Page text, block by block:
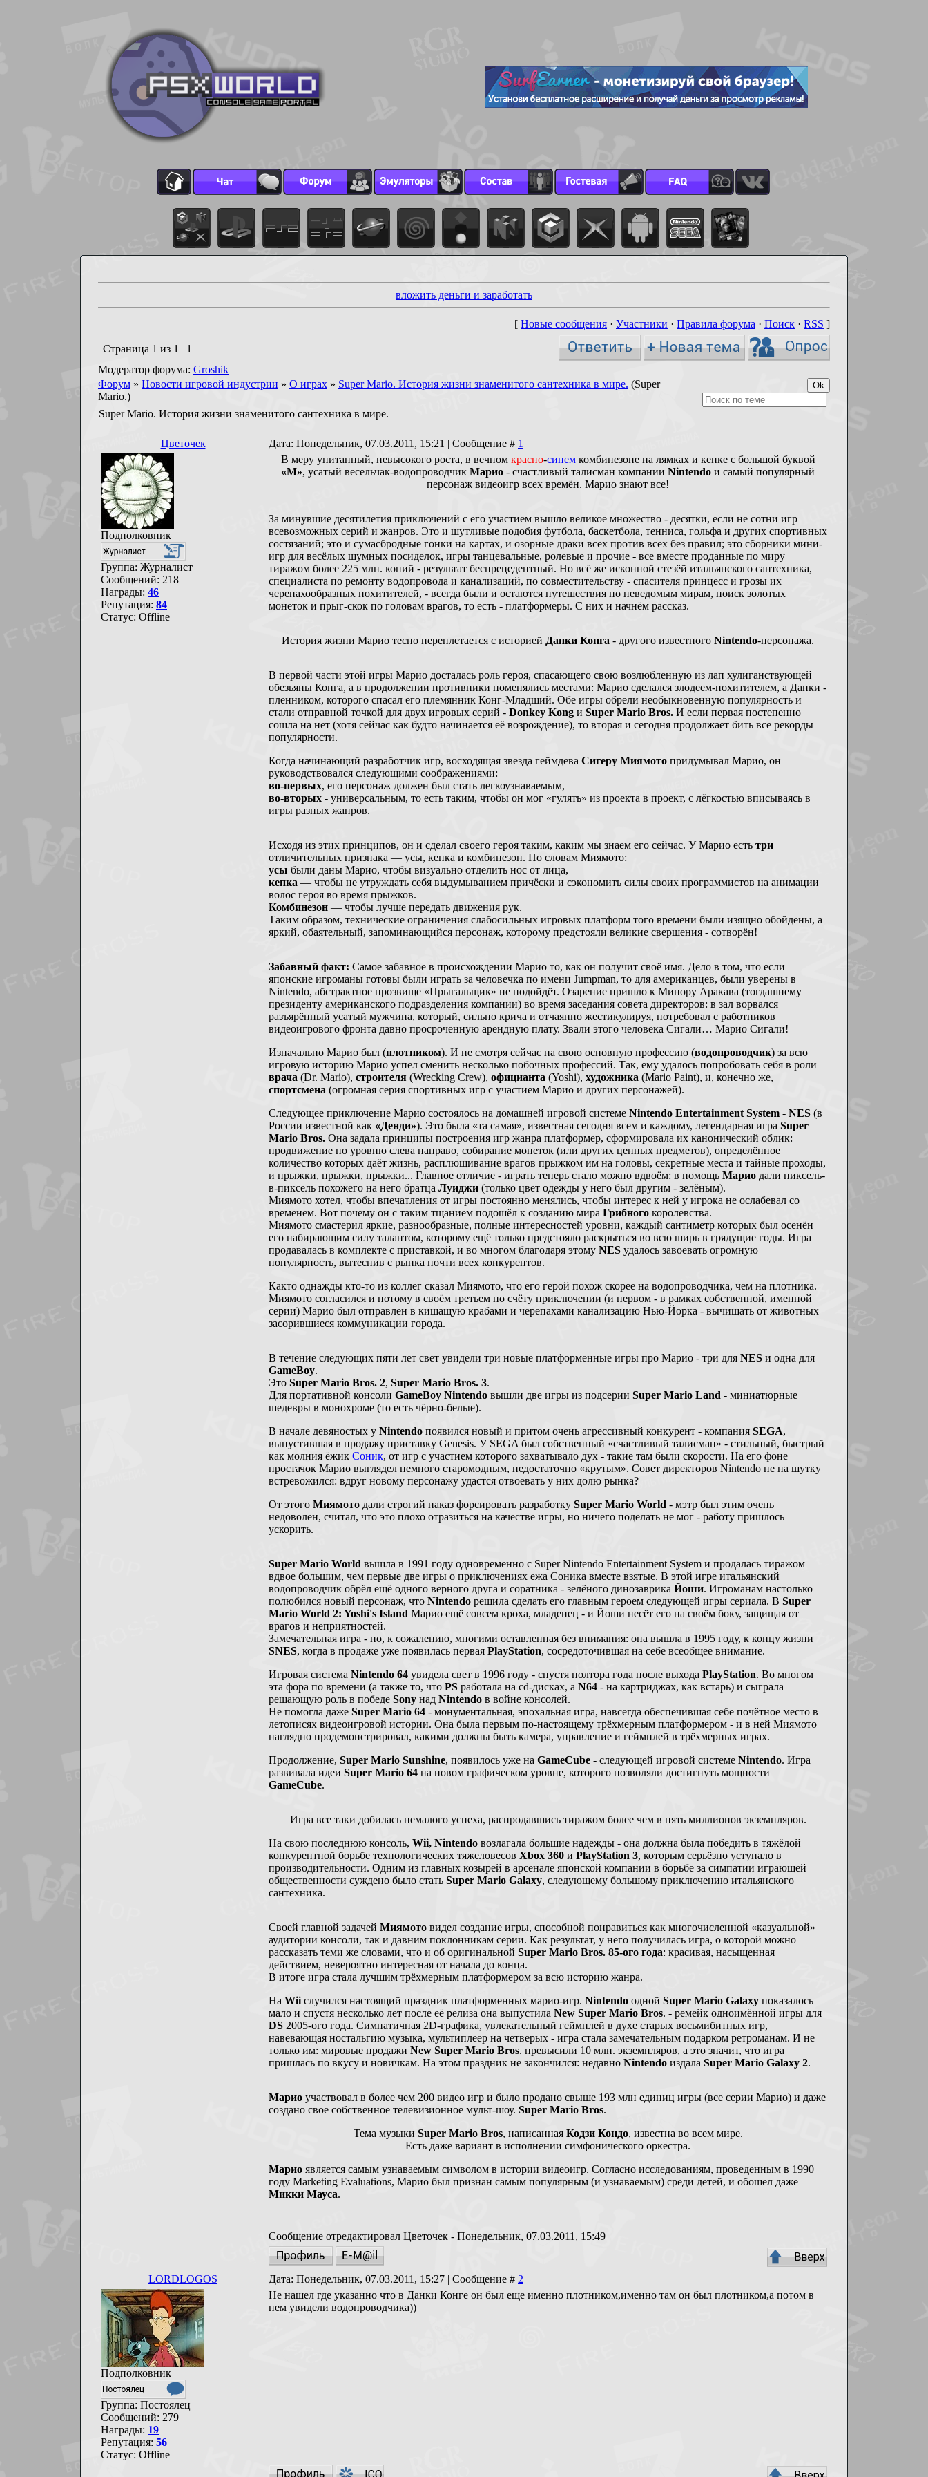
вложить деньги и заработать
[ Новые сообщения · Участники · Правила форума · Поиск · RSS ]
Страница 1 из 1
1
Модератор форума: Groshik
Форум » Новости игровой индустрии » О играх » Super Mario. История жизни знаменитого сантехника в мире. (Super
Mario.)
Super Mario. История жизни знаменитого сантехника в мире.
Цветочек Дата: Понедельник, 07.03.2011, 15:21 | Сообщение # 1
Подполковник
Группа: Журналист
Сообщений: 218
Награды: 46
Репутация: 84
Статус: Offline
В меру упитанный, невысокого роста, в вечном красно-синемкомбинезоне на лямках и кепке с большой буквой
«М», усатый весельчак-водопроводчик Марио - счастливый талисман компании Nintendo и самый популярный
персонаж видеоигр всех времён. Марио знают все!
За минувшие десятилетия приключений с его участием вышло великое множество - десятки, если не сотни игр
всевозможных серий и жанров. Это и шутливые подобия футбола, баскетбола, тенниса, гольфа и других спортивных
состязаний; это и сумасбродные гонки на картах, и озорные драки всех против всех без правил; это сборники мини-
игр для весёлых шумных посиделок, игры танцевальные, ролевые и прочие - все вместе проданные по миру
тиражом более 225 млн. копий - результат беспрецедентный. Но всё же исконной стезёй итальянского сантехника,
специалиста по ремонту водопровода и канализаций, по совместительству - спасителя принцесс и грозы их
черепахообразных похитителей, - всегда были и остаются путешествия по неведомым мирам, поиск золотых
монеток и прыг-скок по головам врагов, то есть - платформеры. С них и начнём рассказ.
История жизни Марио тесно переплетается с историей Данки Конга - другого известного Nintendo-персонажа.
В первой части этой игры Марио досталась роль героя, спасающего свою возлюбленную из лап хулиганствующей
обезьяны Конга, а в продолжении противники поменялись местами: Марио сделался злодеем-похитителем, а Данки -
пленником, которого спасал его племянник Конг-Младший. Обе игры обрели необыкновенную популярность и
стали отправной точкой для двух игровых серий - Donkey Kong и Super Mario Bros. И если первая постепенно
сошла на нет (хотя сейчас как будто начинается её возрождение), то вторая и сегодня продолжает бить все рекорды
популярности.
Когда начинающий разработчик игр, восходящая звезда геймдева Сигеру Миямото придумывал Марио, он
руководствовался следующими соображениями:
во-первых, его персонаж должен был стать легкоузнаваемым,
во-вторых - универсальным, то есть таким, чтобы он мог «гулять» из проекта в проект, с лёгкостью вписываясь в
игры разных жанров.
Исходя из этих принципов, он и сделал своего героя таким, каким мы знаем его сейчас. У Марио есть три
отличительных признака — усы, кепка и комбинезон. По словам Миямото:
усы были даны Марио, чтобы визуально отделить нос от лица,
кепка — чтобы не утруждать себя выдумыванием причёски и сэкономить силы своих программистов на анимации
волос героя во время прыжков.
Комбинезон — чтобы лучше передать движения рук.
Таким образом, технические ограничения слабосильных игровых платформ того времени были изящно обойдены, а
яркий, обаятельный, запоминающийся персонаж, которому предстояли великие свершения - сотворён!
Забавный факт: Самое забавное в происхождении Марио то, как он получит своё имя. Дело в том, что если
японские игроманы готовы были играть за человечка по имени Jumpman, то для американцев, были уверены в
Nintendo, абстрактное прозвище «Прыгальщик» не подойдёт. Озарение пришло к Минору Аракава (тогдашнему
президенту американского подразделения компании) во время заседания совета директоров: в зал ворвался
разъярённый усатый мужчина, который, сильно крича и отчаянно жестикулируя, потребовал с работников
видеоигрового фронта давно просроченную арендную плату. Звали этого человека Сигали… Марио Сигали!
Изначально Марио был (плотником). И не смотря сейчас на свою основную профессию (водопроводчик) за всю
игровую историю Марио успел сменить несколько побочных профессий. Так, ему удалось попробовать себя в роли
врача (Dr. Mario), строителя (Wrecking Crew), официанта (Yoshi), художника (Mario Paint), и, конечно же,
спортсмена (огромная серия спортивных игр с участием Марио и других персонажей).
Следующее приключение Марио состоялось на домашней игровой системе Nintendo Entertainment System - NES (в
России известной как «Денди»). Это была «та самая», известная сегодня всем и каждому, легендарная игра Super
Mario Bros. Она задала принципы построения игр жанра платформер, сформировала их канонический облик:
продвижение по уровню слева направо, собирание монеток (или других ценных предметов), определённое
количество которых даёт жизнь, расплющивание врагов прыжком им на головы, секретные места и тайные проходы,
и прыжки, прыжки, прыжки... Главное отличие - играть теперь стало можно вдвоём: в помощь Марио дали пиксель-
в-пиксель похожего на него братца Луиджи (только цвет одежды у него был другим - зелёным).
Миямото хотел, чтобы впечатления от игры постоянно менялись, чтобы интерес к ней у игрока не ослабевал со
временем. Вот почему он с таким тщанием подошёл к созданию мира Грибного королевства.
Миямото смастерил яркие, разнообразные, полные интересностей уровни, каждый сантиметр которых был осенён
его набирающим силу талантом, которому ещё только предстояло раскрыться во всю ширь в грядущие годы. Игра
продавалась в комплекте с приставкой, и во многом благодаря этому NES удалось завоевать огромную
популярность, вытеснив с рынка почти всех конкурентов.
Както однажды кто-то из коллег сказал Миямото, что его герой похож скорее на водопроводчика, чем на плотника.
Миямото согласился и потому в своём третьем по счёту приключении (и первом - в рамках собственной, именной
серии) Марио был отправлен в кишащую крабами и черепахами канализацию Нью-Йорка - вычищать от животных
засорившиеся коммуникации города.
В течение следующих пяти лет свет увидели три новые платформенные игры про Марио - три для NES и одна для
GameBoy.
Это Super Mario Bros. 2, Super Mario Bros. 3.
Для портативной консоли GameBoy Nintendo вышли две игры из подсерии Super Mario Land - миниатюрные
шедевры в монохроме (то есть чёрно-белые).
В начале девяностых у Nintendo появился новый и притом очень агрессивный конкурент - компания SEGA,
выпустившая в продажу приставку Genesis. У SEGA был собственный «счастливый талисман» - стильный, быстрый
как молния ёжик Соник, от игр с участием которого захватывало дух - такие там были скорости. На его фоне
простачок Марио выглядел немного старомодным, недостаточно «крутым». Совет директоров Nintendo не на шутку
встревожился: вдруг новому персонажу удастся отвоевать у них долю рынка?
От этого Миямото дали строгий наказ форсировать разработку Super Mario World - мэтр был этим очень
недоволен, считал, что это плохо отразиться на качестве игры, но ничего поделать не мог - работу пришлось
ускорить.
Super Mario World вышла в 1991 году одновременно с Super Nintendo Entertainment System и продалась тиражом
вдвое большим, чем первые две игры о приключениях ежа Соника вместе взятые. В этой игре итальянский
водопроводчик обрёл ещё одного верного друга и соратника - зелёного динозаврика Йоши. Игроманам настолько
полюбился новый персонаж, что Nintendo решила сделать его главным героем следующей игры сериала. В Super
Mario World 2: Yoshi's Island Марио ещё совсем кроха, младенец - и Йоши несёт его на своём боку, защищая от
врагов и неприятностей.
Замечательная игра - но, к сожалению, многими оставленная без внимания: она вышла в 1995 году, к концу жизни
SNES, когда в продаже уже появилась первая PlayStation, сосредоточившая на себе всеобщее внимание.
Игровая система Nintendo 64 увидела свет в 1996 году - спустя полтора года после выхода PlayStation. Во многом
эта фора по времени (а также то, что PS работала на cd-дисках, а N64 - на картриджах, как встарь) и сыграла
решающую роль в победе Sony над Nintendo в войне консолей.
Не помогла даже Super Mario 64 - монументальная, эпохальная игра, навсегда обеспечившая себе почётное место в
летописях видеоигровой истории. Она была первым по-настоящему трёхмерным платформером - и в ней Миямото
наглядно продемонстрировал, какими должны быть камера, управление и геймплей в трёхмерных играх.
Продолжение, Super Mario Sunshine, появилось уже на GameCube - следующей игровой системе Nintendo. Игра
развивала идеи Super Mario 64 на новом графическом уровне, которого позволяли достигнуть мощности
GameCube.
Игра все таки добилась немалого успеха, распродавшись тиражом более чем в пять миллионов экземпляров.
На свою последнюю консоль, Wii, Nintendo возлагала большие надежды - она должна была победить в тяжёлой
конкурентной борьбе технологических тяжеловесов Xbox 360 и PlayStation 3, которым серьёзно уступало в
производительности. Одним из главных козырей в арсенале японской компании в борьбе за симпатии играющей
общественности суждено было стать Super Mario Galaxy, следующему большому приключению итальянского
сантехника.
Своей главной задачей Миямото видел создание игры, способной понравиться как многочисленной «казуальной»
аудитории консоли, так и давним поклонникам серии. Как результат, у него получилась игра, о которой можно
рассказать теми же словами, что и об оригинальной Super Mario Bros. 85-ого года: красивая, насыщенная
действием, невероятно интересная от начала до конца.
В итоге игра стала лучшим трёхмерным платформером за всю историю жанра.
На Wii случился настоящий праздник платформенных марио-игр. Nintendo одной Super Mario Galaxy показалось
мало и спустя несколько лет после её релиза она выпустила New Super Mario Bros. - ремейк одноимённой игры для
DS 2005-ого года. Симпатичная 2D-графика, увлекательный геймплей в духе старых восьмибитных игр,
навевающая ностальгию музыка, мультиплеер на четверых - игра стала замечательным подарком ретроманам. И не
только им: мировые продажи New Super Mario Bros. превысили 10 млн. экземпляров, а это значит, что игра
пришлась по вкусу и новичкам. На этом праздник не закончился: недавно Nintendo издала Super Mario Galaxy 2.
Марио участвовал в более чем 200 видео игр и было продано свыше 193 млн единиц игры (все серии Марио) и даже
создано свое собственное телевизионное мульт-шоу. Super Mario Bros.
Тема музыки Super Mario Bros, написанная Кодзи Кондо, известна во всем мире.
Есть даже вариант в исполнении симфонического оркестра.
Марио является самым узнаваемым символом в истории видеоигр. Согласно исследованиям, проведенным в 1990
году Marketing Evaluations, Марио был признан самым популярным (и узнаваемым) среди детей, и обошел даже
Микки Мауса.
Сообщение отредактировал Цветочек - Понедельник, 07.03.2011, 15:49
LORDLOGOS Дата: Понедельник, 07.03.2011, 15:27 | Сообщение # 2
Подполковник
Группа: Постоялец
Сообщений: 279
Награды: 19
Репутация: 56
Статус: Offline
Не нашел где указанно что в Данки Конге он был еще именно плотником,именно там он был плотником,а потом в
нем увидели водопроводчика))